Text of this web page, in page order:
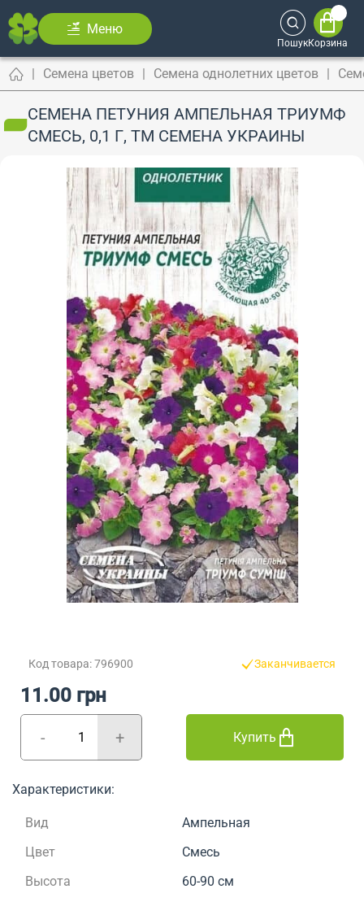
Меню
ПошукКорзина
Семена цветов Семена однолетних цветов
СЕМЕНА ПЕТУНИЯ АМПЕЛЬНАЯ ТРИУМФ
СМЕСЬ, 0,1 Г, ТМ СЕМЕНА УКРАИНЫ
Код товара: 796900 Заканчивается
- +
11.00 грн
Купить
Характеристики:
Вид
Ампельная
Цвет
Смесь
Высота
60-90 см